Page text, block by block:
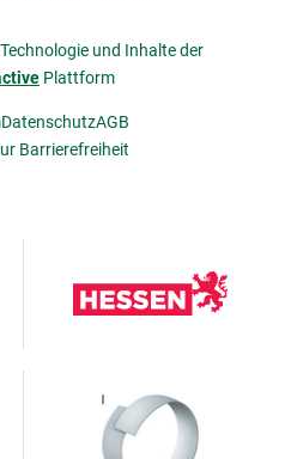
und Inhalte der
Plattform
DatenschutzAGB
Barrierefreiheit